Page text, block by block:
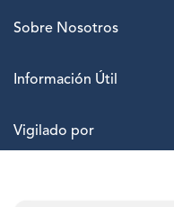
Sobre Nosotros
Nuestras sedes
Trabaja con nosotros
Información Útil
Vigilado por